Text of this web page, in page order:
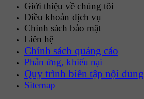
Giới thiệu về chúng tôi
Điều khoản dịch vụ
Chính sách bảo mật
Liên hệ
Chính sách quảng cáo
Phản ứng, khiếu nại
Quy trình biên tập nội dung
Sitemap